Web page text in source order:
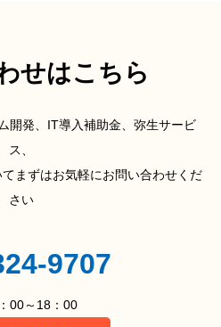
せはこちら
開発、IT導入補助金、弥生サービ
ス、
まずはお気軽にお問い合わせくだ
さい
9707
00～18：00